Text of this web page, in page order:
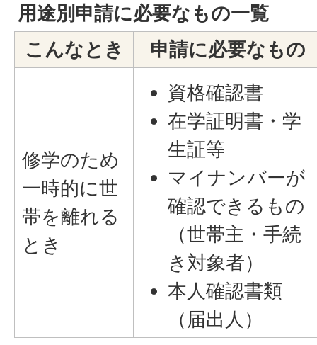
用途別申請に必要なもの一覧
こんなとき
申請に必要なもの
修学のため
一時的に世
帯を離れる
とき
資格確認書
在学証明書・学
生証等
マイナンバーが
確認できるもの
（世帯主・手続
き対象者）
本人確認書類
（届出人）